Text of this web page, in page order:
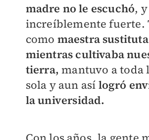
madre no le escuchó,
increíblemente fuerte.
como maestra sustituta
mientras cultivaba
tierra, mantuvo a toda
sola y aun así logró
la universidad.